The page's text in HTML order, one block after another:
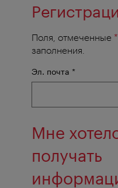
Поля, отмеченные *
заполнения.
Эл. почта *
поле
Мне
получать